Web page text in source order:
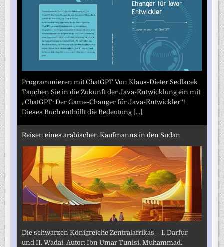
Programmieren mit ChatGPT Von Klaus-Dieter Sedlacek
Tauchen Sie in die Zukunft der Java-Entwicklung ein mit
„ChatGPT: Der Game-Changer für Java-Entwickler“!
Dieses Buch enthüllt die Bedeutung [...]
Reisen eines arabischen Kaufmanns in den Sudan
Die schwarzen Königreiche Zentralafrikas – I. Darfur
und II. Wadai. Autor: Ibn Umar Tunisi, Muhammad.